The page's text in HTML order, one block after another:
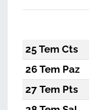
25 Tem Cts
26 Tem Paz
27 Tem Pts